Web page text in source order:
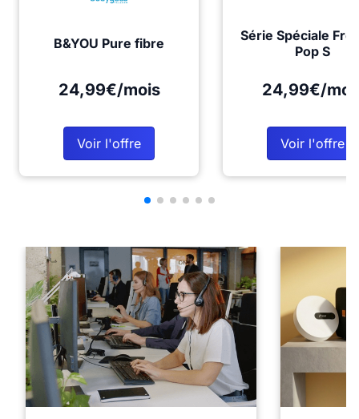
B&YOU Pure fibre
24,99€/mois
Voir l'offre
Série Spéciale
Pop S
24,99€/
Voir l'offre